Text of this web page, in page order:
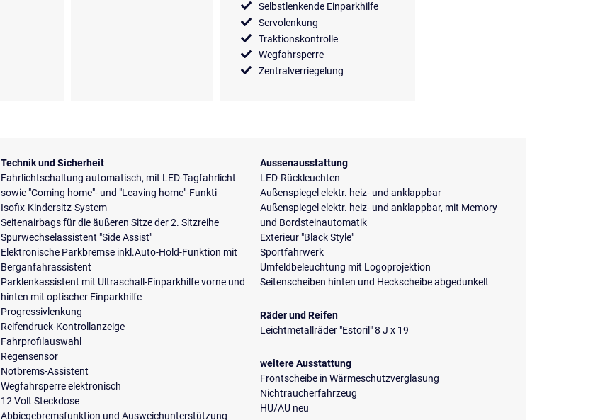
Selbstlenkende Einparkhilfe
Servolenkung
Traktionskontrolle
Wegfahrsperre
Zentralverriegelung
Technik und Sicherheit
Fahrlichtschaltung automatisch, mit LED-Tagfahrlicht
sowie "Coming home"- und "Leaving home"-Funkti
Isofix-Kindersitz-System
Seitenairbags für die äußeren Sitze der 2. Sitzreihe
Spurwechselassistent "Side Assist"
Elektronische Parkbremse inkl.Auto-Hold-Funktion mit
Berganfahrassistent
Parklenkassistent mit Ultraschall-Einparkhilfe vorne und
hinten mit optischer Einparkhilfe
Progressivlenkung
Reifendruck-Kontrollanzeige
Fahrprofilauswahl
Regensensor
Notbrems-Assistent
Wegfahrsperre elektronisch
12 Volt Steckdose
Abbiegebremsfunktion und Ausweichunterstützung
Aussenausstattung
LED-Rückleuchten
Außenspiegel elektr. heiz- und anklappbar
Außenspiegel elektr. heiz- und anklappbar, mit Memory
und Bordsteinautomatik
Exterieur "Black Style"
Sportfahrwerk
Umfeldbeleuchtung mit Logoprojektion
Seitenscheiben hinten und Heckscheibe abgedunkelt
Räder und Reifen
Leichtmetallräder "Estoril" 8 J x 19
weitere Ausstattung
Frontscheibe in Wärmeschutzverglasung
Nichtraucherfahrzeug
HU/AU neu